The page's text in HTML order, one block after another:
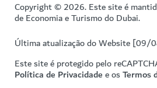
Copyright © 2026. Este site é
de Economia e Turismo do Dubai.
Última atualização do Website
Este site é protegido pelo
Política de Privacidadee osTermos